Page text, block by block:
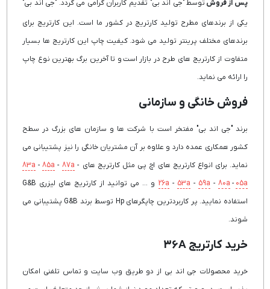
پس از فروش توسط "جی اند بی" تقدیم کاربران گرامی می گردد. "جی اند بی"
یکی از برندهای مطرح تولید کارتریج در کشور ما است. این کارتریج برای
برندهای مختلف پرینتر تولید می شود. کیفیت چاپ این کارتریج ها بسیار
متفاوت از کارتریج های طرح در بازار است و تا آخرین برگ بهترین نوع چاپ
را ارائه می نماید.
فروش خانگی و سازمانی
برند "جی اند بی" مفتخر است با شرکت ها و سازمان های بزرگ در سطح
کشور همکاری عمده دارد و علاوه بر آن مشتریان خانگی را نیز پشتیبانی می
نماید. برای انواع کارتریج های اچ پی مثل کارتریج های
83a -85a - 87a -
26a - 53a - 59a - 80a - 05a
و ... می توانید از کارتریج های لیزری G&B
استفاده نمایید. پر کاربردترین چاپگرهای Hp توسط برند G&B پشتیبانی می
شوند.
خرید کارتریج 36A
خرید محصولات جی اند بی از دو طریق وب سایت و تماس تلفنی امکان